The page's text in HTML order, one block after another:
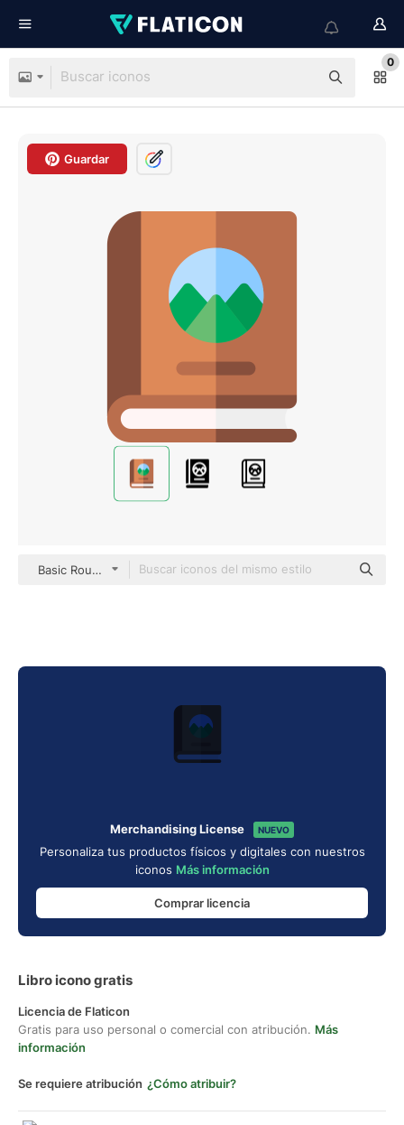
0
Guardar
Basic Rounded Flat
Merchandising License NUEVO
Personaliza tus productos físicos y digitales con nuestros
iconos Más información
Comprar licencia
Libro icono gratis
Licencia de Flaticon
Gratis para uso personal o comercial con atribución. Más
información
Se requiere atribución ¿Cómo atribuir?